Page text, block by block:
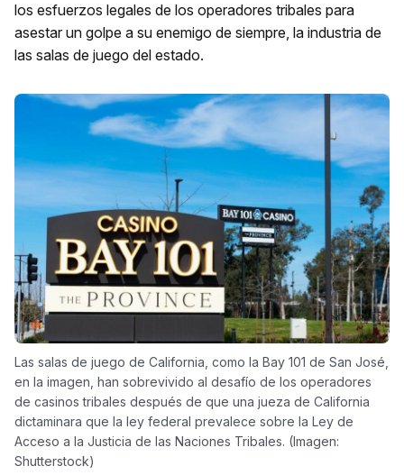
los esfuerzos legales de los operadores tribales para
asestar un golpe a su enemigo de siempre, la industria de
las salas de juego del estado.
Las salas de juego de California, como la Bay 101 de San José,
en la imagen, han sobrevivido al desafío de los operadores
de casinos tribales después de que una jueza de California
dictaminara que la ley federal prevalece sobre la Ley de
Acceso a la Justicia de las Naciones Tribales. (Imagen:
Shutterstock)